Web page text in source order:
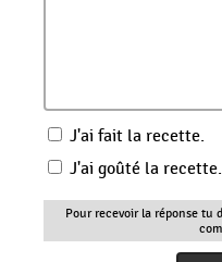
J'ai fait la recette.
J'ai goûté la recette.
Pour recevoir la réponse tu